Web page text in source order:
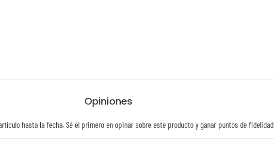
Opiniones
hasta la fecha. Sé el primero en opinar sobre este producto y ganar puntos defidelidad